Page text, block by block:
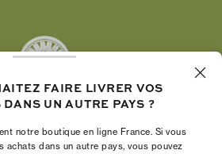
Burch renforce le pouvoir
FAIRE LIVRER VOS
UN AUTRE PAYS ?
notre boutique en ligne France. Si vous
achats dans un autre pays, vous pouvez